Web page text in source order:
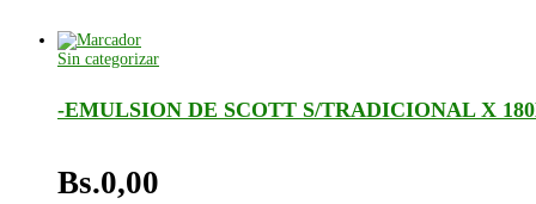
Sin categorizar
-EMULSION DE SCOTT S/TRADICIONAL X
Bs.0,00